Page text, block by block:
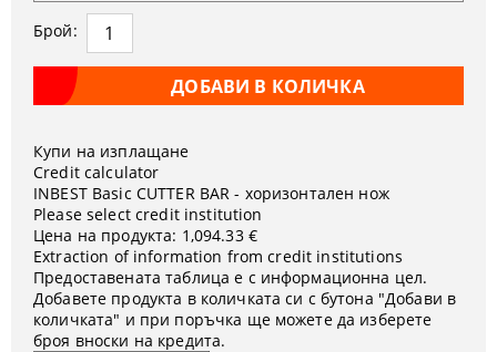
Брой:
Купи на изплащане
Credit calculator
INBEST Basic CUTTER BAR - хоризонтален нож
Please select credit institution
Цена на продукта: 1,094.33 €
Extraction of information from credit institutions
Предоставената таблица е с информационна цел.
Добавете продукта в количката си с бутона "Добави в
количката" и при поръчка ще можете да изберете
броя вноски на кредита.